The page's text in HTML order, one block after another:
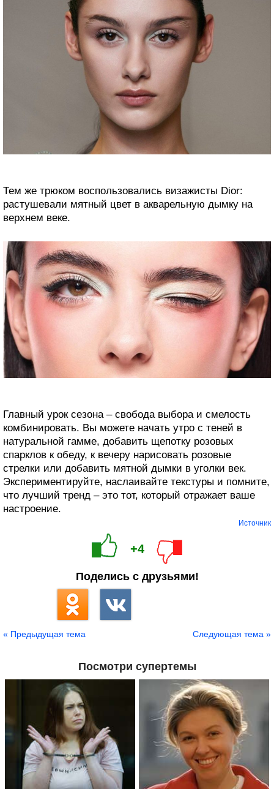
Тем же трюком воспользовались визажисты Dior:
растушевали мятный цвет в акварельную дымку на
верхнем веке.
Главный урок сезона – свобода выбора и смелость
комбинировать. Вы можете начать утро с теней в
натуральной гамме, добавить щепотку розовых
спарклов к обеду, к вечеру нарисовать розовые
стрелки или добавить мятной дымки в уголки век.
Экспериментируйте, наслаивайте текстуры и помните,
что лучший тренд – это тот, который отражает ваше
настроение.
Источник
+4
Поделись с друзьями!
« Предыдущая тема Следующая тема »
Посмотри супертемы